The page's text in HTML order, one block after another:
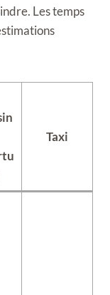
Les temps
Taxi